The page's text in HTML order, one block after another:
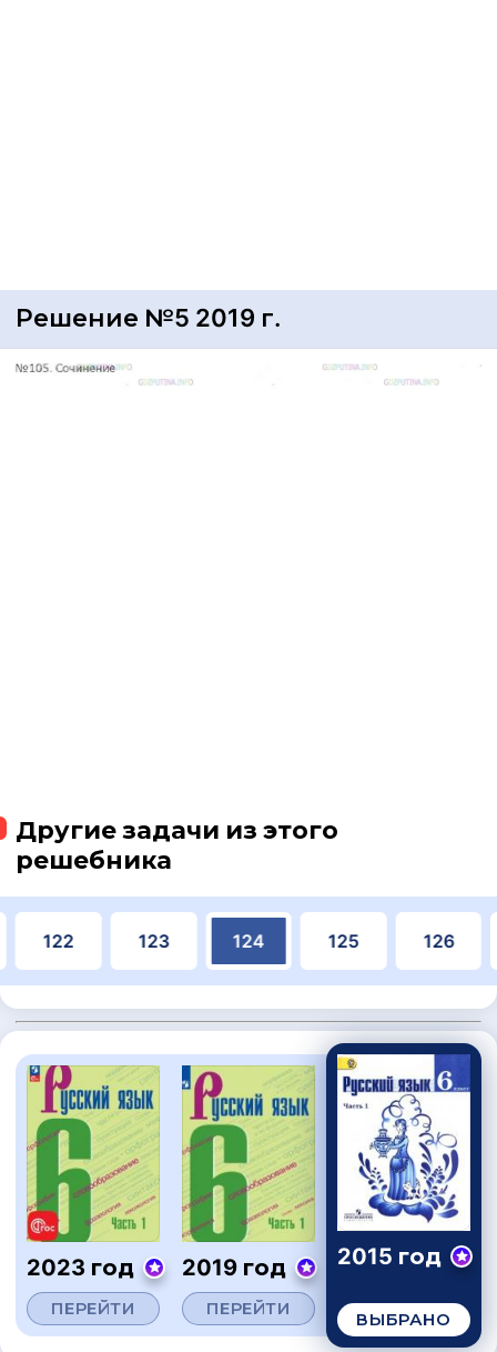
Решение №5 2019 г.
Другие задачи из этого
решебника
122 123 124 125 126
2023 год
ПЕРЕЙТИ
2019 год
ПЕРЕЙТИ
2015 год
ВЫБРАНО